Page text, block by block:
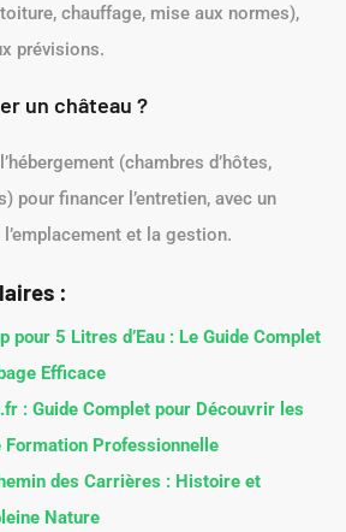
chauffage, mise aux normes),
prévisions.
un château ?
(chambres d’hôtes,
pour financer l’entretien, avec un
et la gestion.
:
pour 5 Litres d’Eau : Le Guide Complet
Efficace
: Guide Complet pour Découvrir les
Formation Professionnelle
des Carrières : Histoire et
Nature